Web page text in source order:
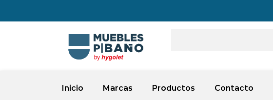
Inicio Marcas Productos Contacto